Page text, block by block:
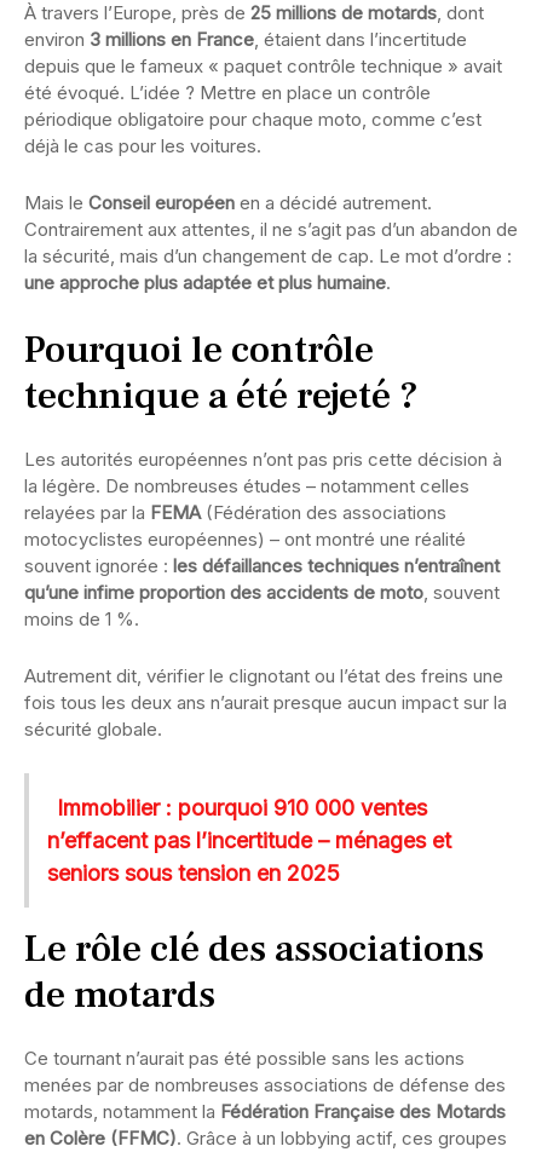
À travers l’Europe, près de 25 millions de motards, dont
environ 3 millions en France, étaient dans l’incertitude
depuis que le fameux « paquet contrôle technique » avait
été évoqué. L’idée ? Mettre en place un contrôle
périodique obligatoire pour chaque moto, comme c’est
déjà le cas pour les voitures.
Mais le Conseil européen en a décidé autrement.
Contrairement aux attentes, il ne s’agit pas d’un abandon de
la sécurité, mais d’un changement de cap. Le mot d’ordre :
une approche plus adaptée et plus humaine.
Pourquoi le contrôle
technique a été rejeté ?
Les autorités européennes n’ont pas pris cette décision à
la légère. De nombreuses études – notamment celles
relayées par la FEMA(Fédération des associations
motocyclistes européennes) – ont montré une réalité
souvent ignorée : les défaillances techniques n’entraînent
qu’une infime proportion des accidents de moto, souvent
moins de 1 %.
Autrement dit, vérifier le clignotant ou l’état des freins une
fois tous les deux ans n’aurait presque aucun impact sur la
sécurité globale.
Immobilier : pourquoi 910 000 ventes
n’effacent pas l’incertitude – ménages et
seniors sous tension en 2025
Le rôle clé des associations
de motards
Ce tournant n’aurait pas été possible sans les actions
menées par de nombreuses associations de défense des
motards, notamment la Fédération Française des Motards
en Colère (FFMC). Grâce à un lobbying actif, ces groupes